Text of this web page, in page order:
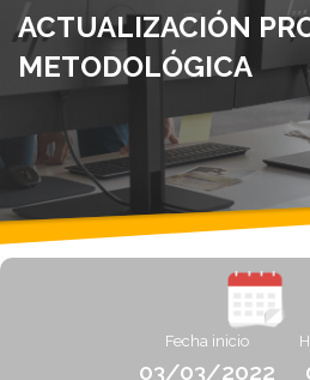
ACTUALIZACIÓN
METODOLÓGICA
Fecha inicio
03/03/2022